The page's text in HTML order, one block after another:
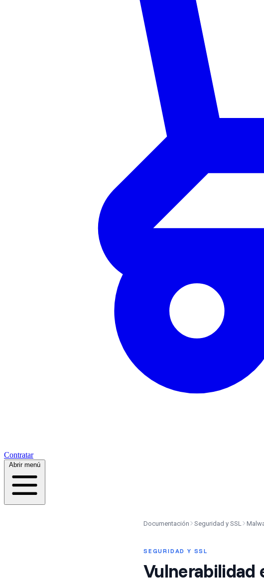
Contratar
Abrir menú
Documentación Seguridad y SSL
SEGURIDAD Y SSL
Vulnerabilidad